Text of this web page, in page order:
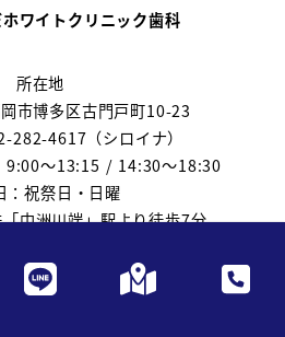
ワイトクリニック歯科
所在地
市博多区古門戸町10-23
282-4617（シロイナ）
9:00～13:15 / 14:30～18:30
：祝祭日・日曜
中洲川端」駅より徒歩7分